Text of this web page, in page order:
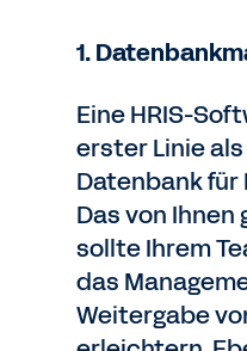
1.
Eine HRIS-
erster Linie
Datenbank
Das von Ihnen
sollte Ihrem
das
Weitergabe